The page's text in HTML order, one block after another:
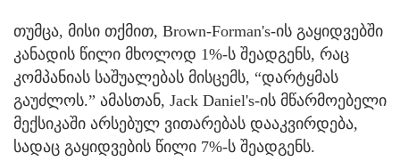
თუმცა, მისი თქმით, Brown-Forman's-ის გაყიდვებში
კანადის წილი მხოლოდ 1%-ს შეადგენს, რაც
კომპანიას საშუალებას მისცემს, “დარტყმას
გაუძლოს.” ამასთან, Jack Daniel's-ის მწარმოებელი
მექსიკაში არსებულ ვითარებას დააკვირდება,
სადაც გაყიდვების წილი 7%-ს შეადგენს.